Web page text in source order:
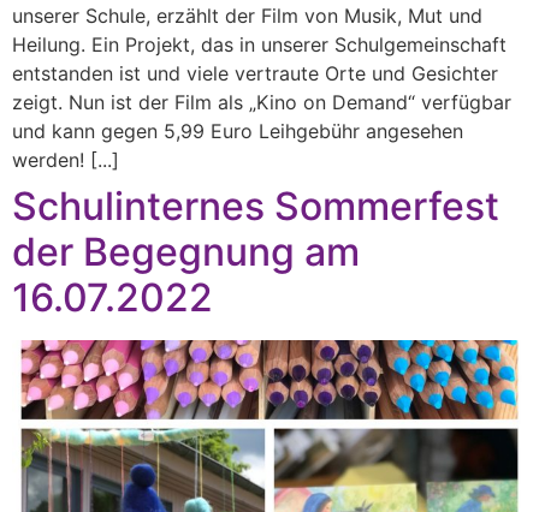
unserer Schule, erzählt der Film von Musik, Mut und
Heilung. Ein Projekt, das in unserer Schulgemeinschaft
entstanden ist und viele vertraute Orte und Gesichter
zeigt. Nun ist der Film als „Kino on Demand“ verfügbar
und kann gegen 5,99 Euro Leihgebühr angesehen
werden! [...]
Schulinternes Sommerfest
der Begegnung am
16.07.2022